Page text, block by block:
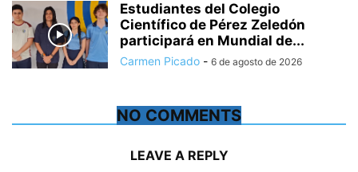
Estudiantes del Colegio
Científico de Pérez Zeledón
participará en Mundial de...
Carmen Picado - 6 de agosto de 2026
NO COMMENTS
LEAVE A REPLY